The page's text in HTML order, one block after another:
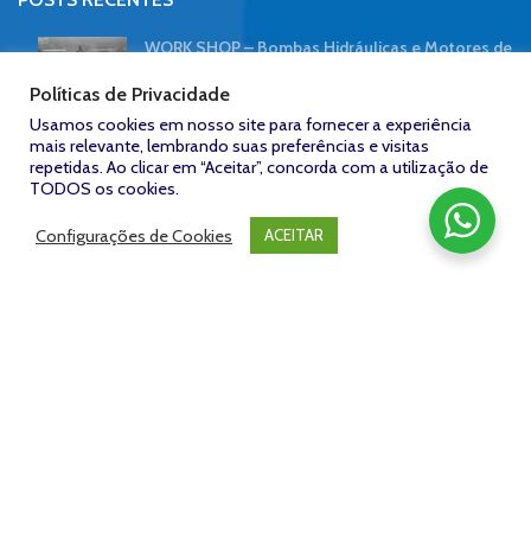
WORK SHOP – Bombas Hidráulicas e Motores de
7 de abril de 2019
Contaminação hidráulica reduz desempenho de
tratores
8 de outubro de 2018 Sem comentários
Políticas de Privacidade
Usamos cookies em nosso site para fornecer a experiência
mais relevante, lembrando suas preferências e visitas
repetidas. Ao clicar em “Aceitar”, concorda com a utilização de
TODOS os cookies.
Configurações de Cookies ACEITAR